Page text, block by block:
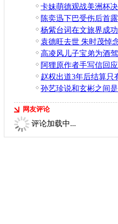
网友评论
评论加载中...